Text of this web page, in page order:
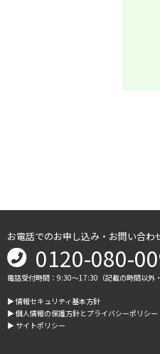
お電話でのお申し込み・お問い合わ
0120-080-
電話受付時間：9:30～17:30（記載の時間以外
▶︎ 情報セキュリティ基本方針
▶︎ 個人情報の保護方針とプライバシーポリシー
▶︎ サイトポリシー